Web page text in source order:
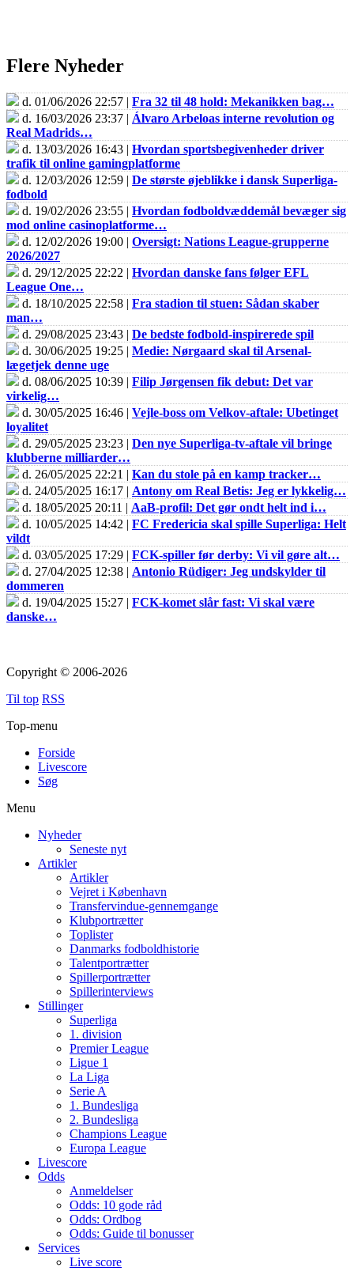
Flere Nyheder
d. 01/06/2026 22:57 | Fra 32 til 48 hold: Mekanikken bag…
d. 16/03/2026 23:37 | Álvaro Arbeloas interne revolution og
Real Madrids…
d. 13/03/2026 16:43 | Hvordan sportsbegivenheder driver
trafik til online gamingplatforme
d. 12/03/2026 12:59 | De største øjeblikke i dansk Superliga-
fodbold
d. 19/02/2026 23:55 | Hvordan fodboldvæddemål bevæger sig
mod online casinoplatforme…
d. 12/02/2026 19:00 | Oversigt: Nations League-grupperne
2026/2027
d. 29/12/2025 22:22 | Hvordan danske fans følger EFL
League One…
d. 18/10/2025 22:58 | Fra stadion til stuen: Sådan skaber
man…
d. 29/08/2025 23:43 | De bedste fodbold-inspirerede spil
d. 30/06/2025 19:25 | Medie: Nørgaard skal til Arsenal-
lægetjek denne uge
d. 08/06/2025 10:39 | Filip Jørgensen fik debut: Det var
virkelig…
d. 30/05/2025 16:46 | Vejle-boss om Velkov-aftale: Ubetinget
loyalitet
d. 29/05/2025 23:23 | Den nye Superliga-tv-aftale vil bringe
klubberne milliarder…
d. 26/05/2025 22:21 | Kan du stole på en kamp tracker…
d. 24/05/2025 16:17 | Antony om Real Betis: Jeg er lykkelig…
d. 18/05/2025 20:11 | AaB-profil: Det gør ondt helt ind i…
d. 10/05/2025 14:42 | FC Fredericia skal spille Superliga: Helt
vildt
d. 03/05/2025 17:29 | FCK-spiller før derby: Vi vil gøre alt…
d. 27/04/2025 12:38 | Antonio Rüdiger: Jeg undskylder til
dommeren
d. 19/04/2025 15:27 | FCK-komet slår fast: Vi skal være
danske…
Copyright © 2006-2026
Til top RSS
Top-menu
Forside
Livescore
Søg
Menu
Nyheder
Seneste nyt
Artikler
Artikler
Vejret i København
Transfervindue-gennemgange
Klubportrætter
Toplister
Danmarks fodboldhistorie
Talentportrætter
Spillerportrætter
Spillerinterviews
Stillinger
Superliga
1. division
Premier League
Ligue 1
La Liga
Serie A
1. Bundesliga
2. Bundesliga
Champions League
Europa League
Livescore
Odds
Anmeldelser
Odds: 10 gode råd
Odds: Ordbog
Odds: Guide til bonusser
Services
Live score